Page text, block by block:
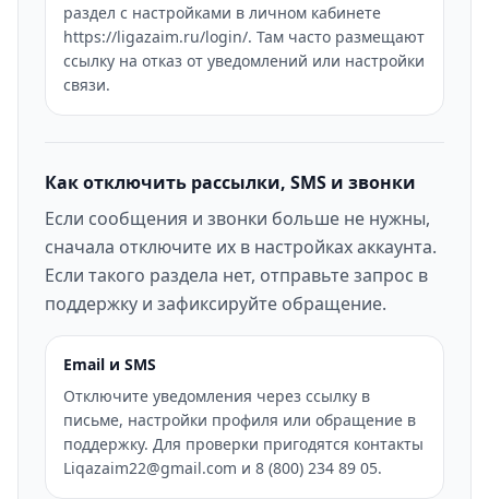
раздел с настройками в личном кабинете
https://ligazaim.ru/login/. Там часто размещают
ссылку на отказ от уведомлений или настройки
связи.
Как отключить рассылки, SMS и звонки
Если сообщения и звонки больше не нужны,
сначала отключите их в настройках аккаунта.
Если такого раздела нет, отправьте запрос в
поддержку и зафиксируйте обращение.
Email и SMS
Отключите уведомления через ссылку в
письме, настройки профиля или обращение в
поддержку. Для проверки пригодятся контакты
Liqazaim22@gmail.com и 8 (800) 234 89 05.